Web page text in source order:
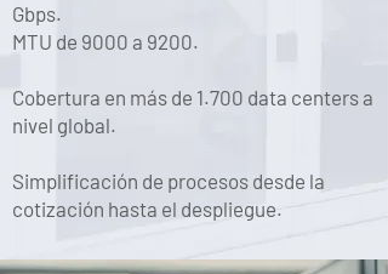
Gbps.
MTU de 9000 a 9200.
Cobertura en más de 1.700 data centers a
nivel global.
Simplificación de procesos desde la
cotización hasta el despliegue.